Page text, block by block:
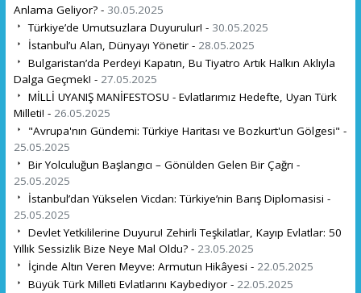
Anlama Geliyor? - 30.05.2025
Türkiye’de Umutsuzlara Duyurulur! - 30.05.2025
İstanbul’u Alan, Dünyayı Yönetir - 28.05.2025
Bulgaristan’da Perdeyi Kapatın, Bu Tiyatro Artık Halkın Aklıyla
Dalga Geçmek! - 27.05.2025
MİLLİ UYANIŞ MANİFESTOSU - Evlatlarımız Hedefte, Uyan Türk
Milleti! - 26.05.2025
"Avrupa'nın Gündemi: Türkiye Haritası ve Bozkurt'un Gölgesi" -
25.05.2025
Bir Yolculuğun Başlangıcı – Gönülden Gelen Bir Çağrı -
25.05.2025
İstanbul’dan Yükselen Vicdan: Türkiye’nin Barış Diplomasisi -
25.05.2025
Devlet Yetkililerine Duyuru! Zehirli Teşkilatlar, Kayıp Evlatlar: 50
Yıllık Sessizlik Bize Neye Mal Oldu? - 23.05.2025
İçinde Altın Veren Meyve: Armutun Hikâyesi - 22.05.2025
Büyük Türk Milleti Evlatlarını Kaybediyor - 22.05.2025